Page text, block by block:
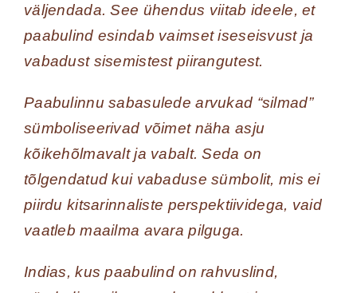
väljendada. See ühendus viitab ideele, et
paabulind esindab vaimset iseseisvust ja
vabadust sisemistest piirangutest.
Paabulinnu sabasulede arvukad “silmad”
sümboliseerivad võimet näha asju
kõikehõlmavalt ja vabalt. Seda on
tõlgendatud kui vabaduse sümbolit, mis ei
piirdu kitsarinnaliste perspektiividega, vaid
vaatleb maailma avara pilguga.
Indias, kus paabulind on rahvuslind,